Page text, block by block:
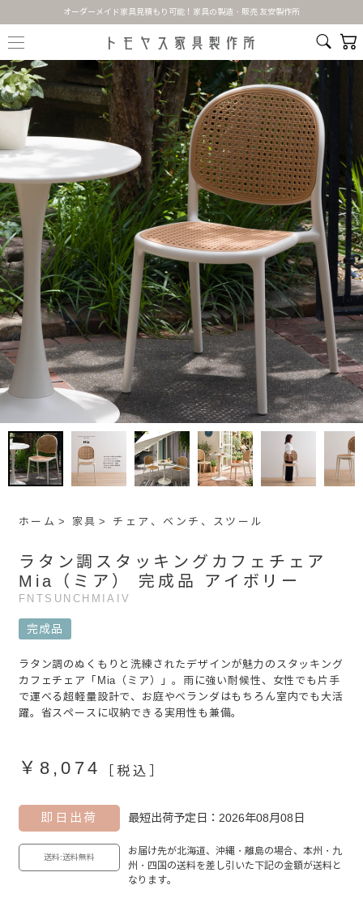
オーダーメイド家具見積もり可能！家具の製造・販売 友安製作所
ホーム 家具 チェア、ベンチ、スツール
ラタン調スタッキングカフェチェア
Mia（ミア） 完成品 アイボリー
FNTSUNCHMIAIV
完成品
ラタン調のぬくもりと洗練されたデザインが魅力のスタッキング
カフェチェア「Mia（ミア）」。雨に強い耐候性、女性でも片手
で運べる超軽量設計で、お庭やベランダはもちろん室内でも大活
躍。省スペースに収納できる実用性も兼備。
￥8,074 ［税込］
即日出荷 最短出荷予定日：2026年08月08日
送料:送料無料
お届け先が北海道、沖縄・離島の場合、本州・九
州・四国の送料を差し引いた下記の金額が送料と
なります。